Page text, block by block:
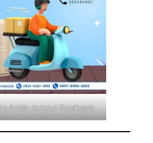
Antar Jemput Surabaya